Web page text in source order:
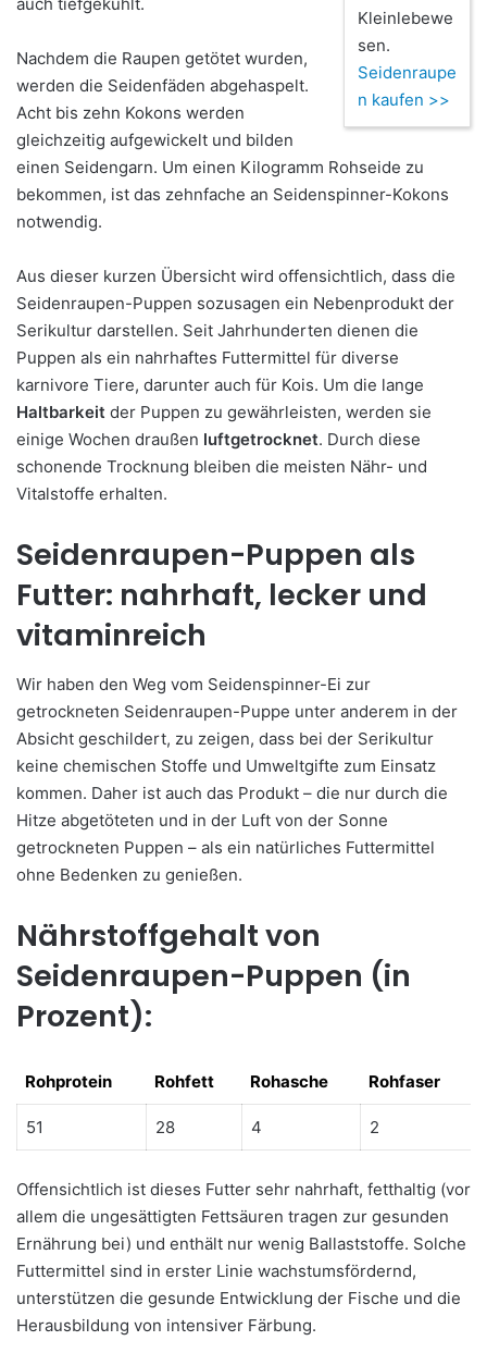
Kleinlebewe
sen.
Seidenraupe
n kaufen >>
Nachdem die Raupen getötet wurden,
werden die Seidenfäden abgehaspelt.
Acht bis zehn Kokons werden
gleichzeitig aufgewickelt und bilden
einen Seidengarn. Um einen Kilogramm Rohseide zu
bekommen, ist das zehnfache an Seidenspinner-Kokons
notwendig.
Aus dieser kurzen Übersicht wird offensichtlich, dass die
Seidenraupen-Puppen sozusagen ein Nebenprodukt der
Serikultur darstellen. Seit Jahrhunderten dienen die
Puppen als ein nahrhaftes Futtermittel für diverse
karnivore Tiere, darunter auch für Kois. Um die lange
Haltbarkeit der Puppen zu gewährleisten, werden sie
einige Wochen draußen luftgetrocknet. Durch diese
schonende Trocknung bleiben die meisten Nähr- und
Vitalstoffe erhalten.
Seidenraupen-Puppen als
Futter: nahrhaft, lecker und
vitaminreich
Wir haben den Weg vom Seidenspinner-Ei zur
getrockneten Seidenraupen-Puppe unter anderem in der
Absicht geschildert, zu zeigen, dass bei der Serikultur
keine chemischen Stoffe und Umweltgifte zum Einsatz
kommen. Daher ist auch das Produkt – die nur durch die
Hitze abgetöteten und in der Luft von der Sonne
getrockneten Puppen – als ein natürliches Futtermittel
ohne Bedenken zu genießen.
Nährstoffgehalt von
Seidenraupen-Puppen (in
Prozent):
Rohprotein Rohfett Rohasche
Rohfaser
Rohprotein
Rohfett Rohasche Rohfaser
51 28 4 2
Offensichtlich ist dieses Futter sehr nahrhaft, fetthaltig (vor
allem die ungesättigten Fettsäuren tragen zur gesunden
Ernährung bei) und enthält nur wenig Ballaststoffe. Solche
Futtermittel sind in erster Linie wachstumsfördernd,
unterstützen die gesunde Entwicklung der Fische und die
Herausbildung von intensiver Färbung.